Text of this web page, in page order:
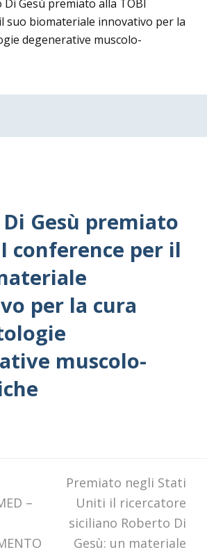
Di Gesù premiato alla TOBI
suo biomateriale innovativo per la
degenerative muscolo-
Gesù premiato
conference per il
per la cura
muscolo-
–
next
post:
Premiato negli Stati
Uniti il ricercatore
siciliano Roberto Di
Gesù: un materiale